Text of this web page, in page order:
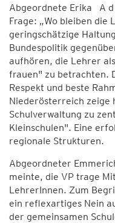
Abgeordnete Erika A
Frage: „Wo bleiben
geringschätzige
Bundespolitik
aufhören, die Lehrer
frauen" zu betrachten.
Respekt und beste
Niederösterreich zeige
Schulverwaltung zu
Kleinschulen". Eine
regionale Strukturen.
Abgeordneter
meinte, die VP trage
LehrerInnen. Zum
ein reflexartiges Nein
der gemeinsamen